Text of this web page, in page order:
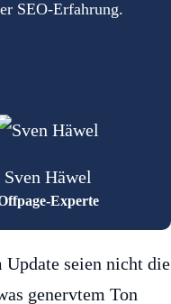
SEO-Erfahrung.
Sven Häwel
Experte
seien nicht die
genervtem Ton